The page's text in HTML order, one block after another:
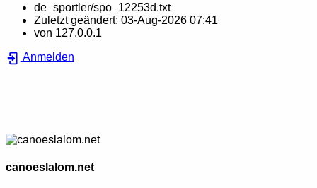
de_sportler/spo_12253d.txt
Zuletzt geändert: 03-Aug-2026 07:41
von 127.0.0.1
Anmelden
canoeslalom.net